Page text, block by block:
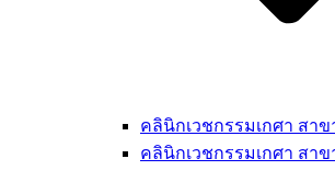
คลินิกเวชกรรมเกศา สาข
คลินิกเวชกรรมเกศา สา